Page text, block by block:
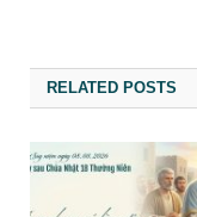
RELATED POSTS